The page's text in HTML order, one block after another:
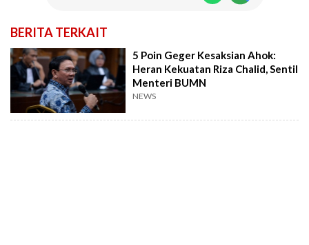
BERITA TERKAIT
5 Poin Geger Kesaksian Ahok:
Heran Kekuatan Riza Chalid, Sentil
Menteri BUMN
NEWS